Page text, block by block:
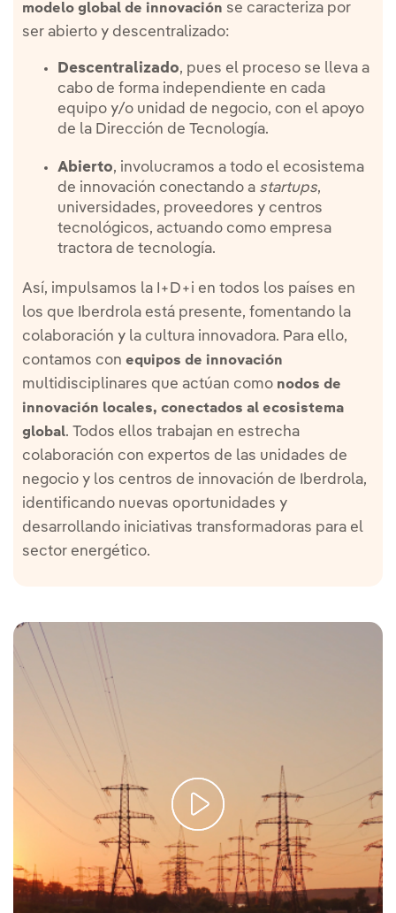
modelo global de innovación se caracteriza por
ser abierto y descentralizado:
Descentralizado, pues el proceso se lleva a
cabo de forma independiente en cada
equipo y/o unidad de negocio, con el apoyo
de la Dirección de Tecnología.
Abierto, involucramos a todo el ecosistema
de innovación conectando a startups,
universidades, proveedores y centros
tecnológicos, actuando como empresa
tractora de tecnología.
Así, impulsamos la I+D+i en todos los países en
los que Iberdrola está presente, fomentando la
colaboración y la cultura innovadora. Para ello,
contamos con equipos de innovación
multidisciplinares que actúan como nodos de
innovación locales, conectados al ecosistema
global. Todos ellos trabajan en estrecha
colaboración con expertos de las unidades de
negocio y los centros de innovación de Iberdrola,
identificando nuevas oportunidades y
desarrollando iniciativas transformadoras para el
sector energético.